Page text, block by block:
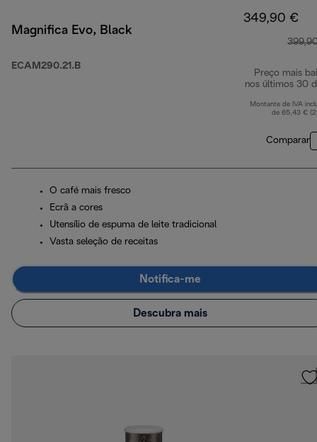
Magnifica Evo, Black
ECAM290.21.B
349,90 €
Preço mais
nos últimos 30
Montante de IVA
de 65,43 €
Comparar
O café mais fresco
Ecrã a cores
Utensílio de espuma de leite tradicional
Vasta seleção de receitas
Notifica-me
Descubra mais